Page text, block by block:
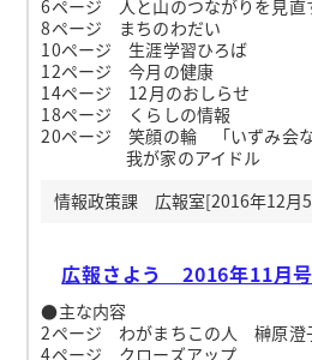
6ページ 人と山のつながりを見直
8ページ まちのわだい
10ページ 生涯学習ひろば
12ページ 今月の健康
14ページ 12月のおしらせ
18ページ くらしの情報
20ページ 笑顔の輪 「いずみ会な
我が家のアイドル
情報政策課 広報室[2016年12月
広報さよう 2016年11月号
●主な内容
2ページ わがまちこの人 榊原澄
4ページ クローズアップ